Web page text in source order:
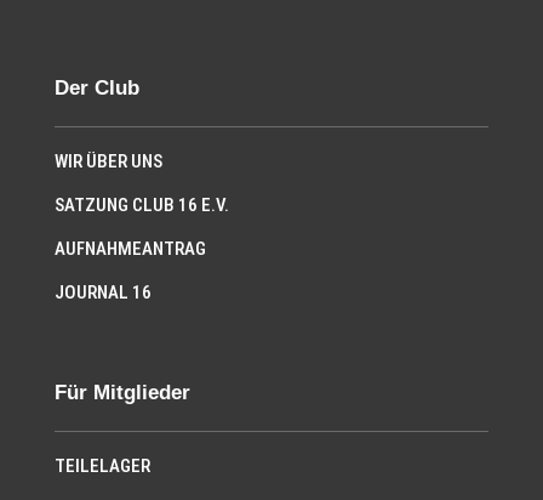
Der Club
WIR ÜBER UNS
SATZUNG CLUB 16 E.V.
AUFNAHMEANTRAG
JOURNAL 16
Für Mitglieder
TEILELAGER